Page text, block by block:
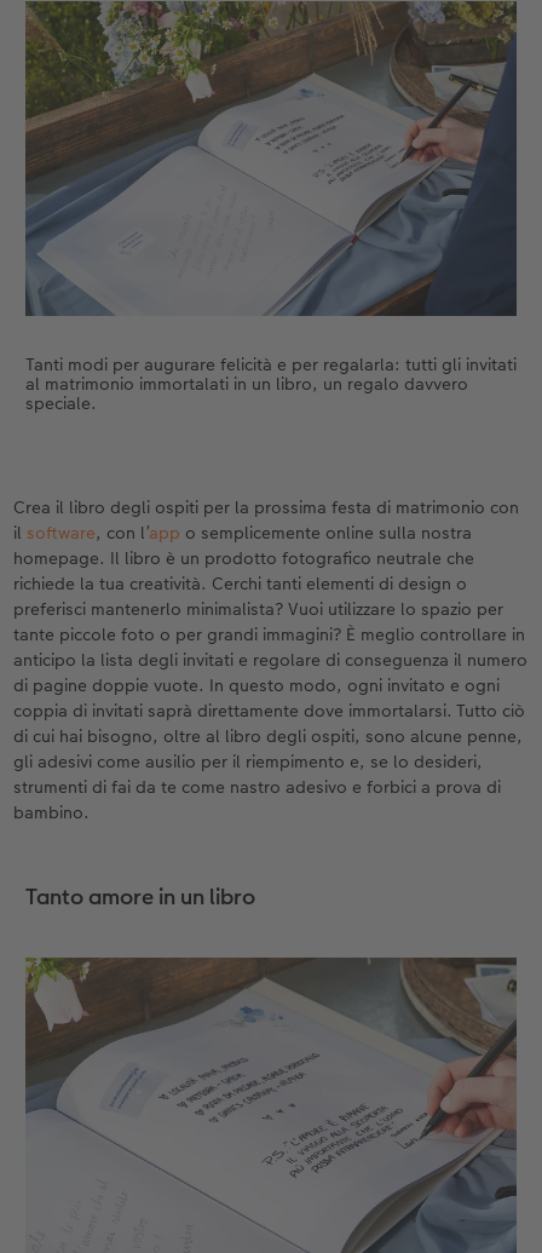
Tanti modi per augurare felicità e per regalarla: tutti gli invitati
al matrimonio immortalati in un libro, un regalo davvero
speciale.
Crea il libro degli ospiti per la prossima festa di matrimonio con
il software, con l’app o semplicemente online sulla nostra
homepage. Il libro è un prodotto fotografico neutrale che
richiede la tua creatività. Cerchi tanti elementi di design o
preferisci mantenerlo minimalista? Vuoi utilizzare lo spazio per
tante piccole foto o per grandi immagini? È meglio controllare in
anticipo la lista degli invitati e regolare di conseguenza il numero
di pagine doppie vuote. In questo modo, ogni invitato e ogni
coppia di invitati saprà direttamente dove immortalarsi. Tutto ciò
di cui hai bisogno, oltre al libro degli ospiti, sono alcune penne,
gli adesivi come ausilio per il riempimento e, se lo desideri,
strumenti di fai da te come nastro adesivo e forbici a prova di
bambino.
Tanto amore in un libro